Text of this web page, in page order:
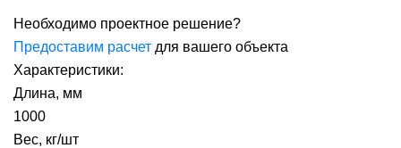
Необходимо проектное решение?
Предоставим расчет для вашего объекта
Характеристики:
Длина, мм
1000
Вес, кг/шт